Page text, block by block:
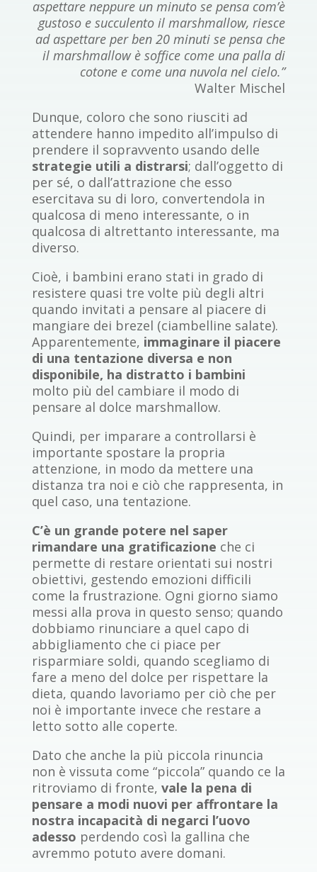
aspettare neppure un minuto se pensa com’è
gustoso e succulento il marshmallow, riesce
ad aspettare per ben 20 minuti se pensa che
il marshmallow è soffice come una palla di
cotone e come una nuvola nel cielo.”
Walter Mischel
Dunque, coloro che sono riusciti ad
attendere hanno impedito all’impulso di
prendere il sopravvento usando delle
strategie utili a distrarsi; dall’oggetto di
per sé, o dall’attrazione che esso
esercitava su di loro, convertendola in
qualcosa di meno interessante, o in
qualcosa di altrettanto interessante, ma
diverso.
Cioè, i bambini erano stati in grado di
resistere quasi tre volte più degli altri
quando invitati a pensare al piacere di
mangiare dei brezel (ciambelline salate).
Apparentemente, immaginare il piacere
di una tentazione diversa e non
disponibile, ha distratto i bambini
molto più del cambiare il modo di
pensare al dolce marshmallow.
Quindi, per imparare a controllarsi è
importante spostare la propria
attenzione, in modo da mettere una
distanza tra noi e ciò che rappresenta, in
quel caso, una tentazione.
C’è un grande potere nel saper
rimandare una gratificazione che ci
permette di restare orientati sui nostri
obiettivi, gestendo emozioni difficili
come la frustrazione. Ogni giorno siamo
messi alla prova in questo senso; quando
dobbiamo rinunciare a quel capo di
abbigliamento che ci piace per
risparmiare soldi, quando scegliamo di
fare a meno del dolce per rispettare la
dieta, quando lavoriamo per ciò che per
noi è importante invece che restare a
letto sotto alle coperte.
Dato che anche la più piccola rinuncia
non è vissuta come “piccola” quando ce la
ritroviamo di fronte, vale la pena di
pensare a modi nuovi per affrontare la
nostra incapacità di negarci l’uovo
adesso perdendo così la gallina che
avremmo potuto avere domani.